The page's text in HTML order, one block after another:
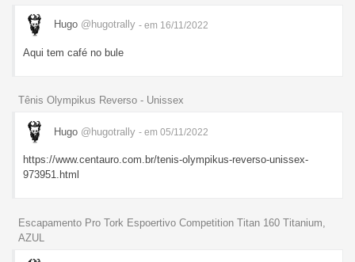
Hugo @hugotrally - em 16/11/2022
Aqui tem café no bule
Tênis Olympikus Reverso - Unissex
Hugo @hugotrally - em 05/11/2022
https://www.centauro.com.br/tenis-olympikus-reverso-unissex-
973951.html
Escapamento Pro Tork Espoertivo Competition Titan 160 Titanium,
AZUL